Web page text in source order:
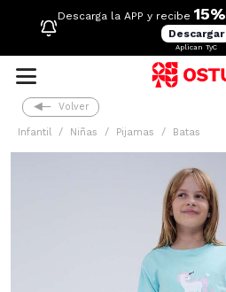
Descarga la APP y recibe 15%
Descargar
Aplican TyC
Volver
Infantil Niñas Pijamas Batas